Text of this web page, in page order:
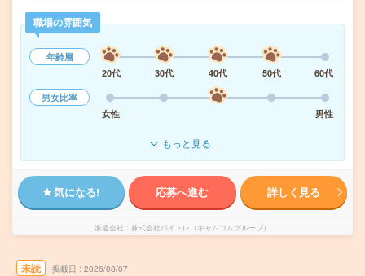
職場の雰囲気
年齢層
20代
30代 40代 50代
60代
男女比率
女性
男性
もっと見る
気になる! 応募へ進む 詳しく見る
派遣会社 株式会社バイトレ（キャムコムグループ）
未読 掲載日 2026/08/07